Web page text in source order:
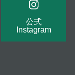
公式
Instagram